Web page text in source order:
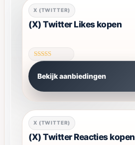
X (TWITTER)
(X) Twitter Likes kopen
Gewaardeer
4.61
uit 5
Bekijk aanbiedingen
Dit
product
variaties.
Deze
optie
kan
worden
op
de
X (TWITTER)
(X) Twitter Reacties kopen